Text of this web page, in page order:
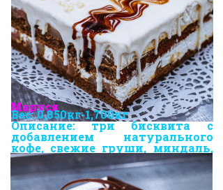
Маруся
Вес: 0,850кг-1,700кг
Описание: три бисквита с
добавлением натурального
кофе, свежие груши, миндаль,
крем с натуральными
сливками.